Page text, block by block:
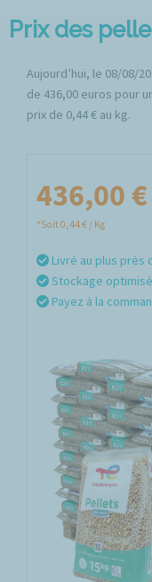
Prix des
Aujourd’hui, le 08/08/
de 436,00 euros pour
prix de 0,44 € au kg.
436,00 €
*Soit 0,44 € / Kg
Livré au plus près
Stockage
Payez à la